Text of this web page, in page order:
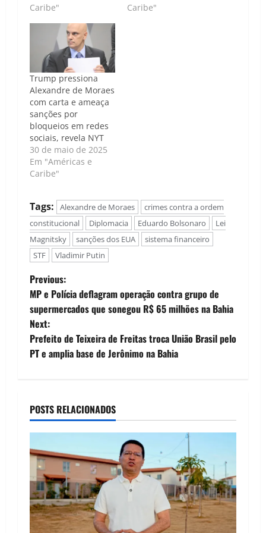
Caribe"
Caribe"
Trump pressiona
Alexandre de Moraes
com carta e ameaça
sanções por
bloqueios em redes
sociais, revela NYT
30 de maio de 2025
Em "Américas e
Caribe"
Tags: Alexandre de Moraes
crimes contra a ordem
constitucional
Diplomacia Eduardo Bolsonaro
Lei
Magnitsky
sanções dos EUA
sistema financeiro
STF
Vladimir Putin
P
o
s
t
a
v
i
g
a
Previous:
MP e Polícia deflagram operação contra grupo de
supermercados que sonegou R$ 65 milhões na Bahia
Next:
Prefeito de Teixeira de Freitas troca União Brasil pelo
PT e amplia base de Jerônimo na Bahia
POSTS RELACIONADOS